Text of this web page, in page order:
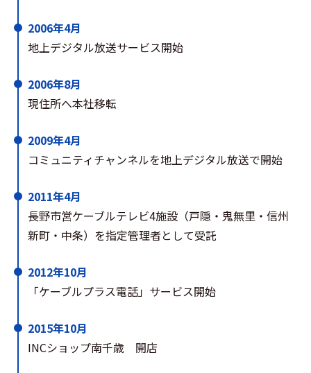
2006年4月
地上デジタル放送サービス開始
2006年8月
現住所へ本社移転
2009年4月
コミュニティチャンネルを地上デジタル放送で開始
2011年4月
長野市営ケーブルテレビ4施設（戸隠・鬼無里・信州
新町・中条）を指定管理者として受託
2012年10月
「ケーブルプラス電話」サービス開始
2015年10月
INCショップ南千歳 開店